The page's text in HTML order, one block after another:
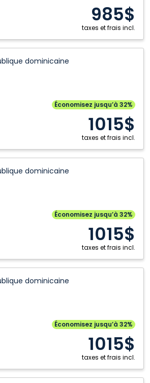
Saskatoon
Toronto
Vancouver
985$
taxes et frais incl.
dominicaine
Économisez jusqu’à 32%
1015$
taxes et frais incl.
dominicaine
Économisez jusqu’à 32%
1015$
taxes et frais incl.
dominicaine
Économisez jusqu’à 32%
1015$
taxes et frais incl.